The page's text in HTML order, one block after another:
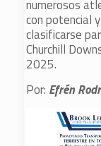
numerosos
con potencial
clasificarse
Churchill
2025.
Por: Efrén